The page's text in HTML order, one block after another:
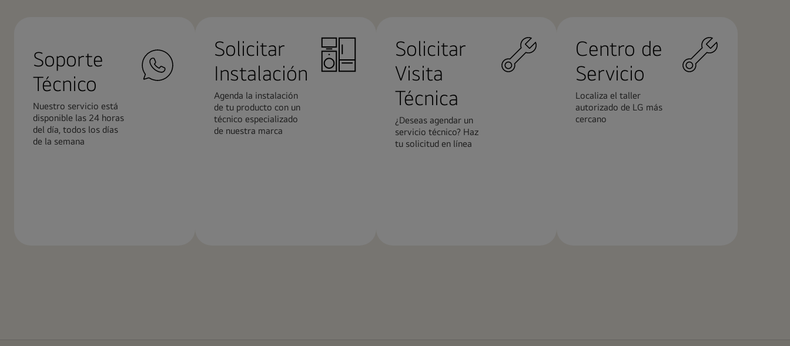
Soporte
Técnico
Nuestro servicio está
disponible las 24 horas
del día, todos los días
de la semana
Solicitar
Instalación
Agenda la instalación
de tu producto con un
técnico especializado
de nuestra marca
Solicitar
Visita
Técnica
¿Deseas agendar un
servicio técnico? Haz
tu solicitud en línea
Centro de
Servicio
Localiza el taller
autorizado de LG más
cercano